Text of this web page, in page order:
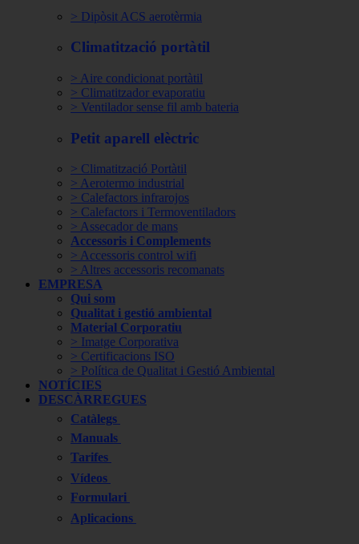
> Dipòsit ACS aerotèrmia
Climatització portàtil
> Aire condicionat portàtil
> Climatitzador evaporatiu
> Ventilador sense fil amb bateria
Petit aparell elèctric
> Climatització Portàtil
> Aerotermo industrial
> Calefactors infrarojos
> Calefactors i Termoventiladors
> Assecador de mans
Accessoris i Complements
> Accessoris control wifi
> Altres accessoris recomanats
EMPRESA
Qui som
Qualitat i gestió ambiental
Material Corporatiu
> Imatge Corporativa
> Certificacions ISO
> Política de Qualitat i Gestió Ambiental
NOTÍCIES
DESCÀRREGUES
Catàlegs
Manuals
Tarifes
Vídeos
Formulari
Aplicacions